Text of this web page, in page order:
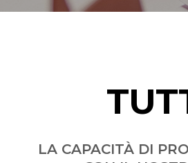
LA CAPACITÀ DI